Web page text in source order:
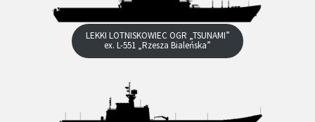
LEKKI LOTNISKOWIEC OGR „TSUNAMI”
ex. L-551 „Rzesza Bialeńska”